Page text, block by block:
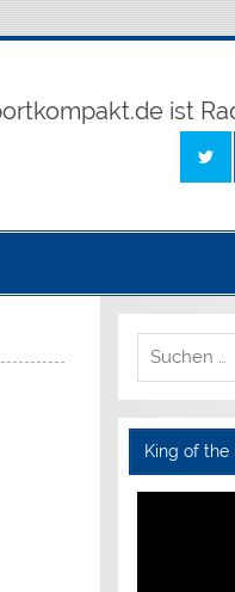
ist
King of the
Video-